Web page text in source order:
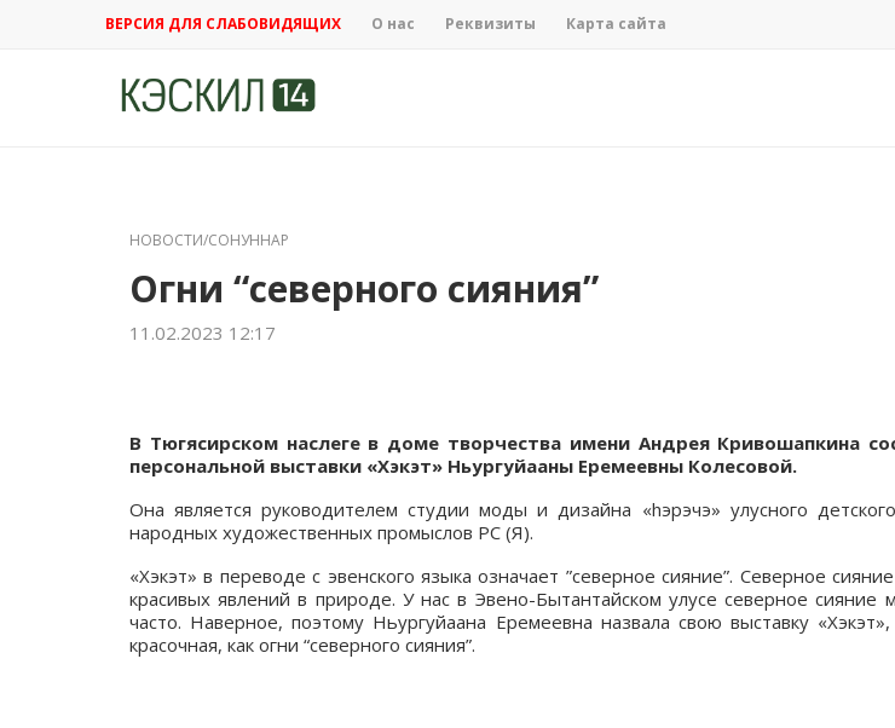
ВЕРСИЯ ДЛЯ СЛАБОВИДЯЩИХ О нас Реквизиты Карта сайта
НОВОСТИ/СОНУННАР
Огни “северного сияния”
11.02.2023 12:17
В Тюгясирском наслеге в доме творчества имени Андрея Кривошапкина
персональной выставки «Хэкэт» Ньургуйааны Еремеевны Колесовой.
Она является руководителем студии моды и дизайна «hэрэчэ» улусного
народных художественных промыслов РС (Я).
«Хэкэт» в переводе с эвенского языка означает ”северное сияние”. Северное
красивых явлений в природе. У нас в Эвено-Бытантайском улусе северное сияние
часто. Наверное, поэтому Ньургуйаана Еремеевна назвала свою выставку
красочная, как огни “северного сияния”.